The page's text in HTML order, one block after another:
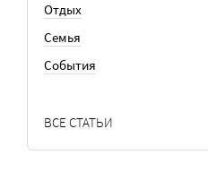
Отдых
Семья
События
ВСЕ СТАТЬИ